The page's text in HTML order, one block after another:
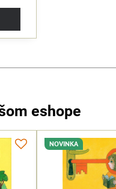
eshope
NOVINKA